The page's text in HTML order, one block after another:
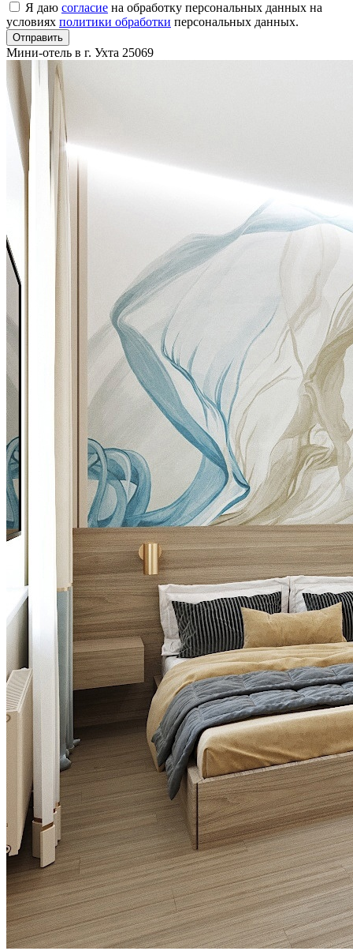
Я даю согласие на обработку персональных данных на
условиях политики обработки персональных данных.
Отправить
Мини-отель в г. Ухта 25069